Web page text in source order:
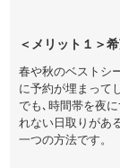
＜メリット１＞
春や秋のベストシ
に予約が埋まって
でも､時間帯を夜
れない日取りがあ
一つの方法です。